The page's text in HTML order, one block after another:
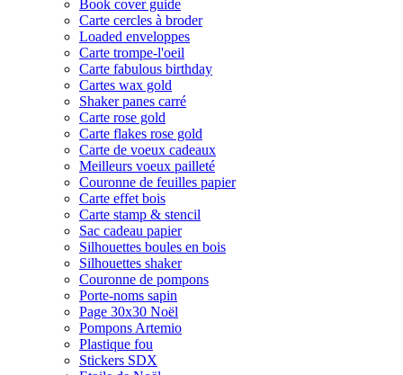
Book cover guide
Carte cercles à broder
Loaded enveloppes
Carte trompe-l'oeil
Carte fabulous birthday
Cartes wax gold
Shaker panes carré
Carte rose gold
Carte flakes rose gold
Carte de voeux cadeaux
Meilleurs voeux pailleté
Couronne de feuilles papier
Carte effet bois
Carte stamp & stencil
Sac cadeau papier
Silhouettes boules en bois
Silhouettes shaker
Couronne de pompons
Porte-noms sapin
Page 30x30 Noël
Pompons Artemio
Plastique fou
Stickers SDX